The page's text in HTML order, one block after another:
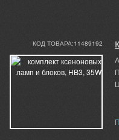
КОД ТОВАРА:11489192